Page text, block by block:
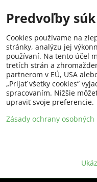
Predvoľby
Cookies používame na
stránky, analýzu jej
používaní. Na tento účel
tretích strán a
partnerom v EÚ, USA
„Prijať všetky cookies“
spracovaním. Nižšie
upraviť svoje preferencie.
Zásady ochrany osobných